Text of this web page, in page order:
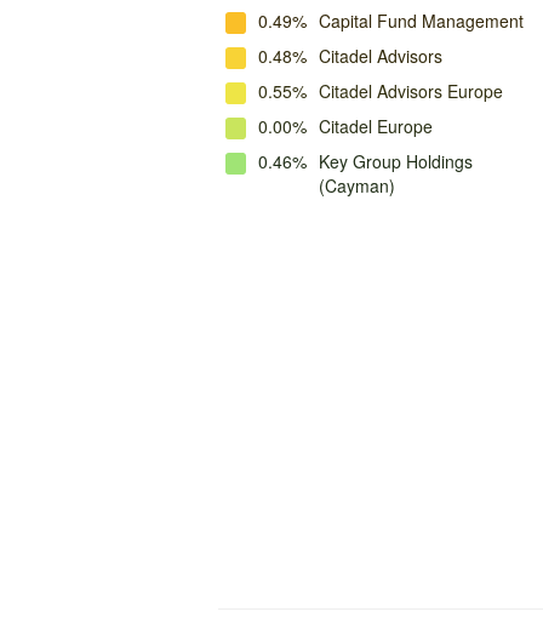
0.49% Capital Fund Management
0.48% Citadel Advisors
0.55% Citadel Advisors Europe
0.00% Citadel Europe
0.46% Key Group Holdings
(Cayman)